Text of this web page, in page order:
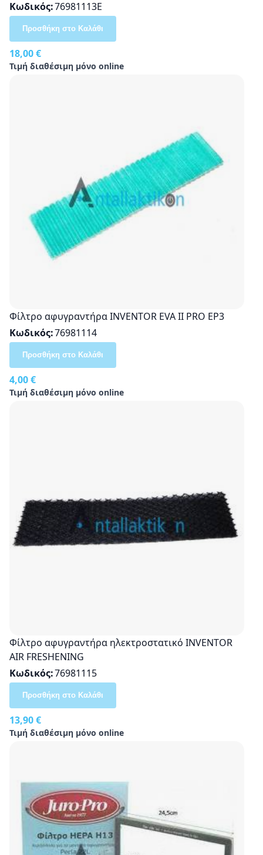
Κωδικός 76981113E
18,00 €
Τιμή διαθέσιμη μόνο online
Προσθήκη στο Καλάθι
Φίλτρο αφυγραντήρα INVENTOR EVA II PRO EP3
Κωδικός 76981114
4,00 €
Τιμή διαθέσιμη μόνο online
Προσθήκη στο Καλάθι
Φίλτρο αφυγραντήρα ηλεκτροστατικό INVENTOR
AIR FRESHENING
Κωδικός 76981115
13,90 €
Τιμή διαθέσιμη μόνο online
Προσθήκη στο Καλάθι